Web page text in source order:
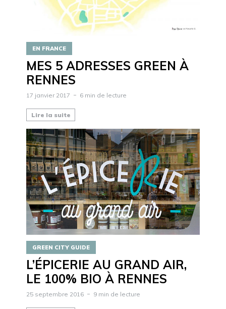
EN FRANCE
MES 5 ADRESSES GREEN À
RENNES
17 janvier 2017 6 min de lecture
Lire la suite
GREEN CITY GUIDE
L’ÉPICERIE AU GRAND AIR,
LE 100% BIO À RENNES
25 septembre 2016 9 min de lecture